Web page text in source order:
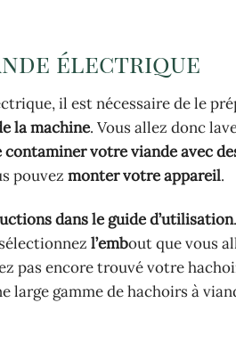
électrique
il est nécessaire de le
la machine. Vous allez donc
votre viande avec
pouvez monter votre appareil.
dans le guide d’utilisation
l’embout que vous
pas encore trouvé votre
large gamme de hachoirs à